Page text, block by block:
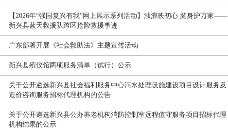
【2026年“强国复兴有我”网上展示系列活动】浊浪映初心 挺身护万家——
新兴县蓝天救援队跨区抢险救援事迹
广东部署开展《社会救助法》主题宣传活动
新兴县殡仪馆两项服务清单（试行）公示
关于公开遴选新兴县社会福利服务中心污水处理设施建设项目设计服务及
造价咨询服务招标代理机构的公告
关于公开遴选新兴县公办养老机构消防控制室远程值守服务项目招标代理
机构结果的公示